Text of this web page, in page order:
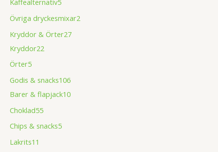
Kaffealternativ5
Övriga dryckesmixar2
Kryddor & Örter27
Kryddor22
Örter5
Godis & snacks106
Barer & flapjack10
Choklad55
Chips & snacks5
Lakrits11